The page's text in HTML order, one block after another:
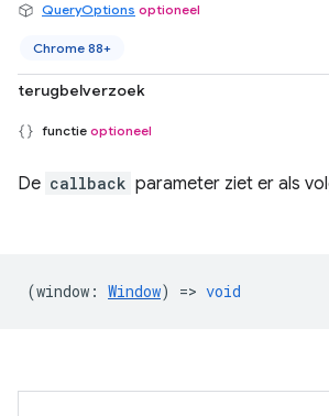
QueryOptions optioneel
Chrome 88+
terugbelverzoek
functie optioneel
De callback parameter ziet er als
(window : Window) => void